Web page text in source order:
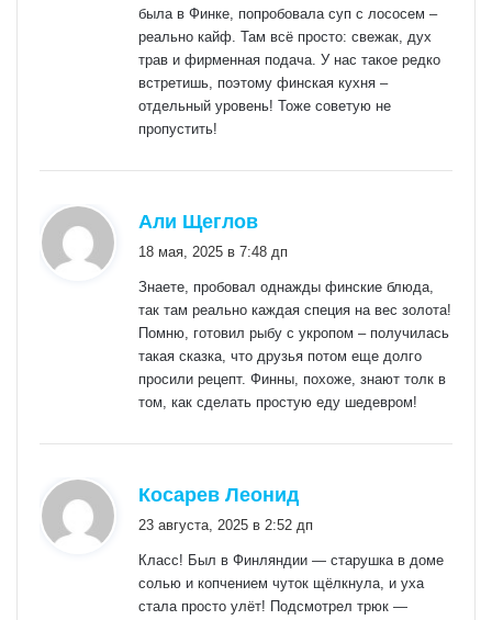
была в Финке, попробовала суп с лососем –
реально кайф. Там всё просто: свежак, дух
трав и фирменная подача. У нас такое редко
встретишь, поэтому финская кухня –
отдельный уровень! Тоже советую не
пропустить!
Али Щеглов
18 мая, 2025 в 7:48 дп
Знаете, пробовал однажды финские блюда,
так там реально каждая специя на вес золота!
Помню, готовил рыбу с укропом – получилась
такая сказка, что друзья потом еще долго
просили рецепт. Финны, похоже, знают толк в
том, как сделать простую еду шедевром!
Косарев Леонид
23 августа, 2025 в 2:52 дп
Класс! Был в Финляндии — старушка в доме
солью и копчением чуток щёлкнула, и уха
стала просто улёт! Подсмотрел трюк —